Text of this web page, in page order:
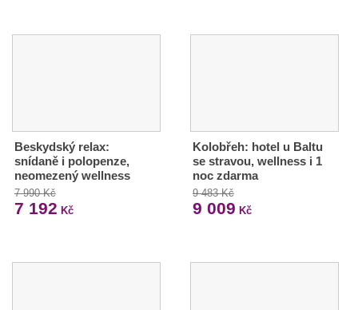
Beskydský relax:
snídaně i polopenze,
neomezený wellness
7 990 Kč
7 192 Kč
Kolobřeh: hotel u Baltu
se stravou, wellness i 1
noc zdarma
9 483 Kč
9 009 Kč